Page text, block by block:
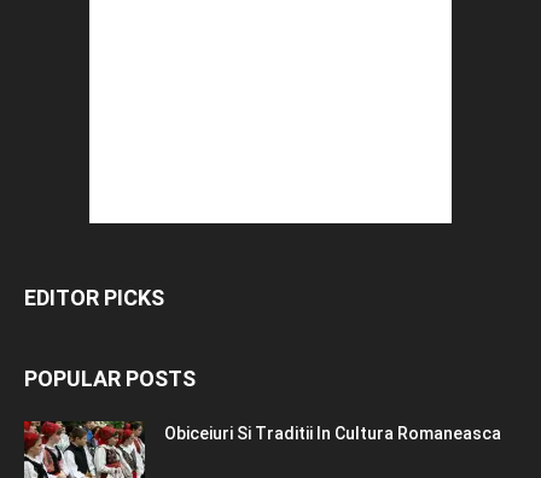
EDITOR PICKS
POPULAR POSTS
Obiceiuri Si Traditii In Cultura Romaneasca